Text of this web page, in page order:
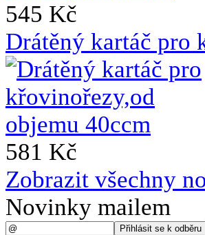
545 Kč
Drátěný kartáč pro
581 Kč
Zobrazit všechny
Novinky mailem